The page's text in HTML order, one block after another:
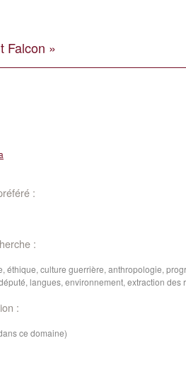
Falcon »
:
:
éthique, culture guerrière, anthropologie,
langues, environnement, extraction des
:
ce domaine)